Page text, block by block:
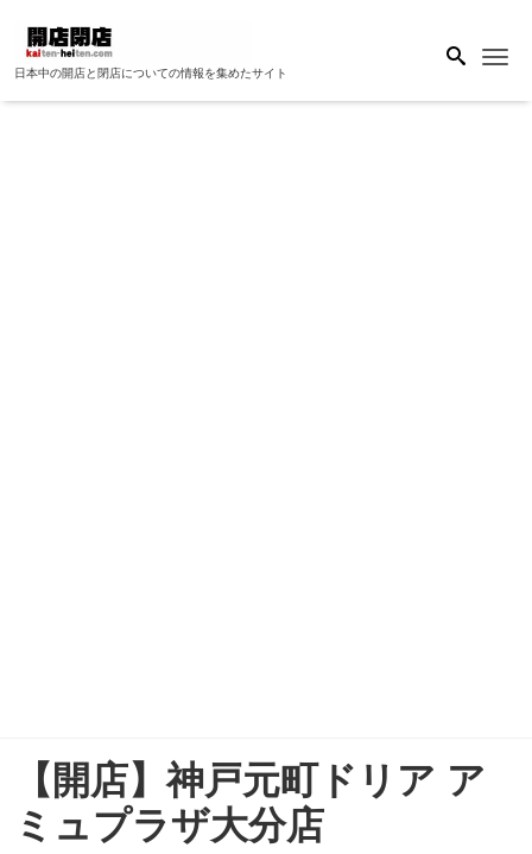
日本中の開店と閉店についての情報を集めたサイト
【開店】神戸元町ドリア ア
ミュプラザ大分店